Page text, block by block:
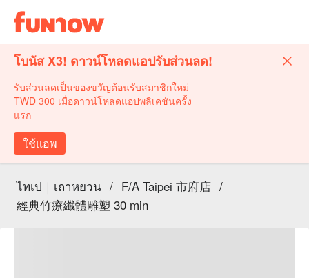
โบนัส X3! ดาวน์โหลดแอปรับส่วนลด!
รับส่วนลดเป็นของขวัญต้อนรับสมาชิกใหม่
TWD 300 เมื่อดาวน์โหลดแอปพลิเคชันครั้ง
แรก
ใช้แอพ
ไทเป｜เถาหยวน / F/A Taipei 市府店 /
經典竹療纖體雕塑 30 min